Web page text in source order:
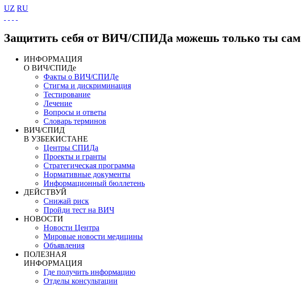
UZ RU
Защитить себя от ВИЧ/СПИДа можешь только ты сам
ИНФОРМАЦИЯ
О ВИЧ/СПИДе
Факты о ВИЧ/СПИДе
Стигма и дискриминация
Тестирование
Лечение
Вопросы и ответы
Словарь терминов
ВИЧ/СПИД
В УЗБЕКИСТАНЕ
Центры СПИДа
Проекты и гранты
Стратегическая программа
Нормативные документы
Информационный бюллетень
ДЕЙСТВУЙ
Снижай риск
Пройди тест на ВИЧ
НОВОСТИ
Новости Центра
Мировые новости медицины
Объявления
ПОЛЕЗНАЯ
ИНФОРМАЦИЯ
Где получить информацию
Отделы консультации